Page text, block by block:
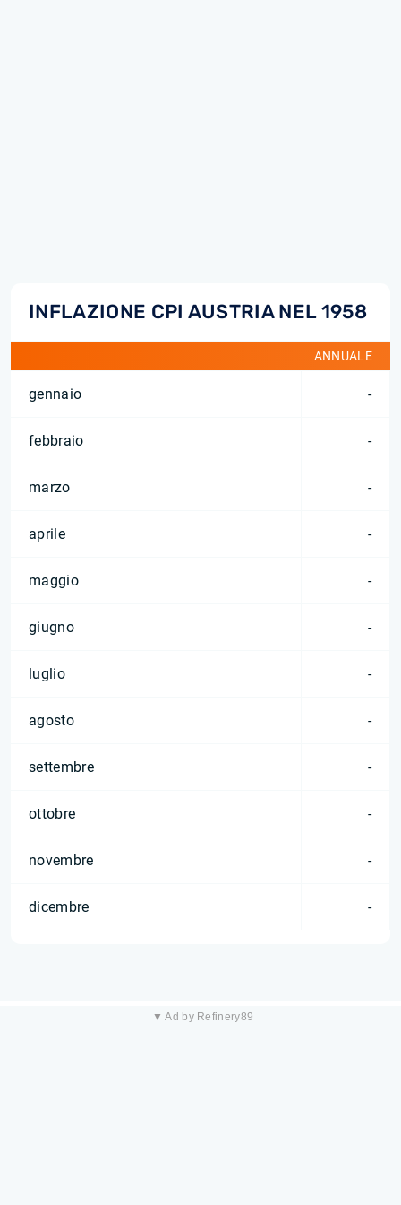
INFLAZIONE CPI AUSTRIA NEL 1958
ANNUALE
gennaio -
febbraio -
marzo -
aprile -
maggio -
giugno -
luglio -
agosto -
settembre -
ottobre -
novembre -
dicembre -
▼ Ad by Refinery89